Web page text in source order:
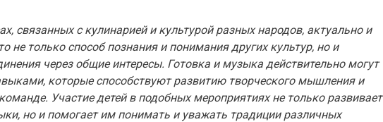
связанных с кулинарией и культурой разных народов, актуально и
не только способ познания и понимания других культур, но и
через общие интересы. Готовка и музыка действительно могут
которые способствуют развитию творческого мышления и
Участие детей в подобных мероприятиях не только развивает
но и помогает им понимать и уважать традиции различных